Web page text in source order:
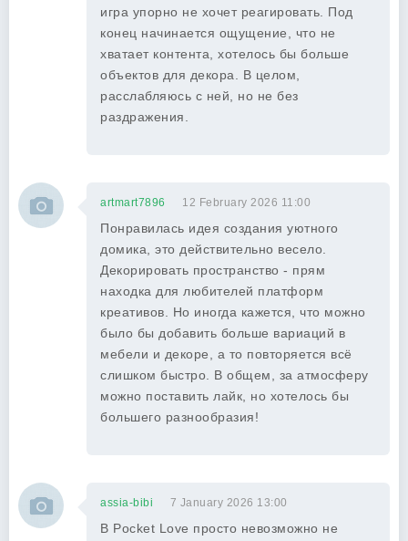
игра упорно не хочет реагировать. Под
конец начинается ощущение, что не
хватает контента, хотелось бы больше
объектов для декора. В целом,
расслабляюсь с ней, но не без
раздражения.
artmart7896 12 February 2026 11:00
Понравилась идея создания уютного
домика, это действительно весело.
Декорировать пространство - прям
находка для любителей платформ
креативов. Но иногда кажется, что можно
было бы добавить больше вариаций в
мебели и декоре, а то повторяется всё
слишком быстро. В общем, за атмосферу
можно поставить лайк, но хотелось бы
большего разнообразия!
assia-bibi 7 January 2026 13:00
В Pocket Love просто невозможно не